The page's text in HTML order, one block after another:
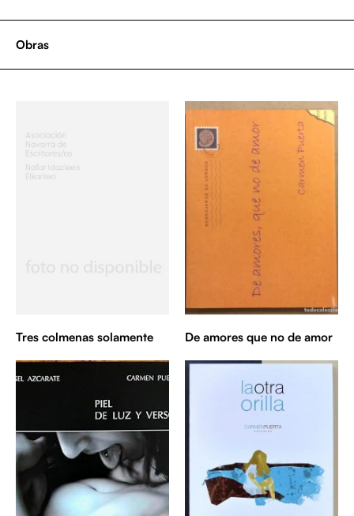
Obras
Tres colmenas solamente De amores que no de amor